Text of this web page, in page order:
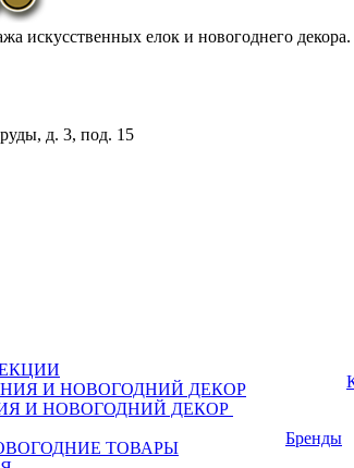
искусственных елок и новогоднего декора.
д. 3, под. 15
И НОВОГОДНИЙ ДЕКОР
ТОВАРЫ
Бренды